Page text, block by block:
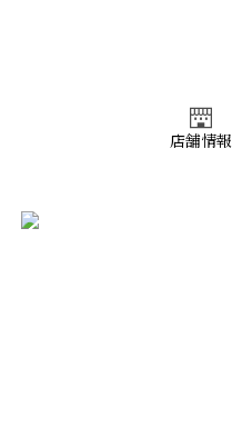
店舗情報